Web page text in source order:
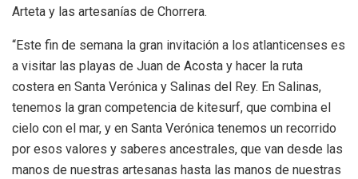
Arteta y las artesanías de Chorrera.
“Este fin de semana la gran invitación a los atlanticenses es
a visitar las playas de Juan de Acosta y hacer la ruta
costera en Santa Verónica y Salinas del Rey. En Salinas,
tenemos la gran competencia de kitesurf, que combina el
cielo con el mar, y en Santa Verónica tenemos un recorrido
por esos valores y saberes ancestrales, que van desde las
manos de nuestras artesanas hasta las manos de nuestras